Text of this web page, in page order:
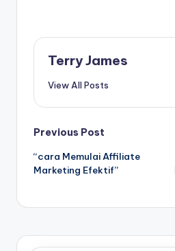
Terry James
View All Posts
Post
navigation
Previous Post
“cara Memulai Affiliate
Marketing Efektif”